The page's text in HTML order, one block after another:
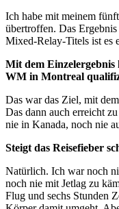
Ich habe mit meinem
übertroffen. Das
Mixed-Relay-Titels ist es
Mit dem
WM in Montreal
Das war das Ziel, mit
Das dann auch erreicht
nie in Kanada, noch nie
Steigt das Reisefieber
Natürlich. Ich war noch
noch nie mit Jetlag zu
Flug und sechs Stunden